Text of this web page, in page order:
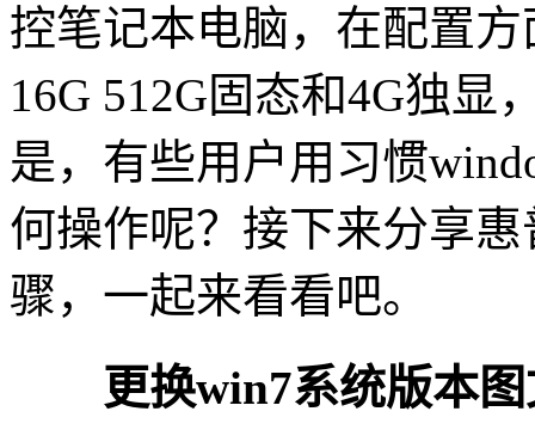
控笔记本电脑，在配置
16G 512G固态和4G独显
是，有些用户用习惯
何操作呢？接下来分享
骤，一起来看看吧。
更换win7系统版本图